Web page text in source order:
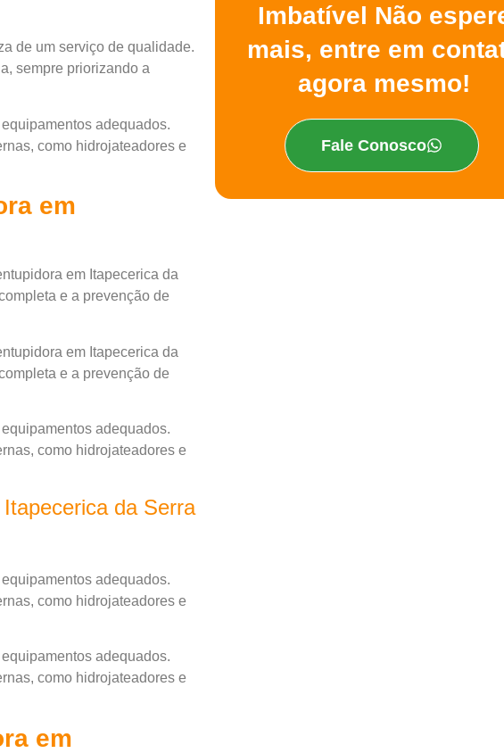
de um serviço de qualidade.
sempre priorizando a
adequados.
como hidrojateadores e
em
em Itapecerica da
e a prevenção de
em Itapecerica da
e a prevenção de
adequados.
como hidrojateadores e
da Serra
adequados.
como hidrojateadores e
adequados.
como hidrojateadores e
em
Imbatível Não
mais, entre em
agora mesmo!
Fale Conosco